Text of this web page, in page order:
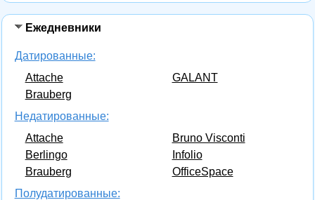
Ежедневники
Датированные:
Attache
Brauberg
GALANT
Недатированные:
Attache
Berlingo
Brauberg
Bruno Visconti
Infolio
OfficeSpace
Полудатированные: